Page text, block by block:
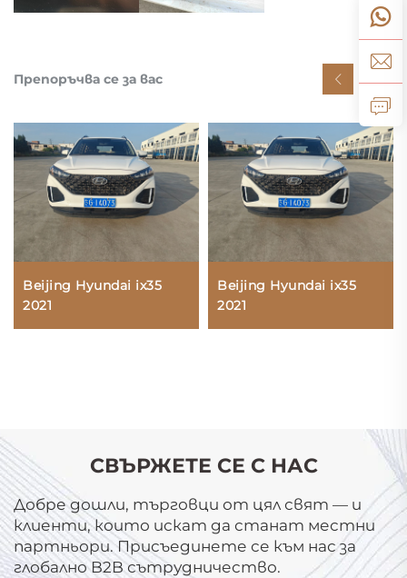
Препоръчва се за вас
Beijing Hyundai ix35
2021
Beijing Hyundai ix35
2021
СВЪРЖЕТЕ СЕ С НАС
Добре дошли, търговци от цял свят — и
клиенти, които искат да станат местни
партньори. Присъединете се към нас за
глобално B2B сътрудничество.